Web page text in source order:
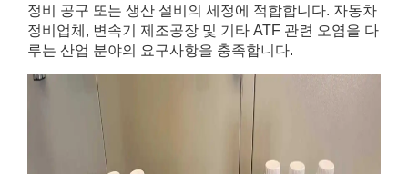
정비 공구 또는 생산 설비의 세정에 적합합니다. 자동차
정비업체, 변속기 제조공장 및 기타 ATF 관련 오염을 다
루는 산업 분야의 요구사항을 충족합니다.